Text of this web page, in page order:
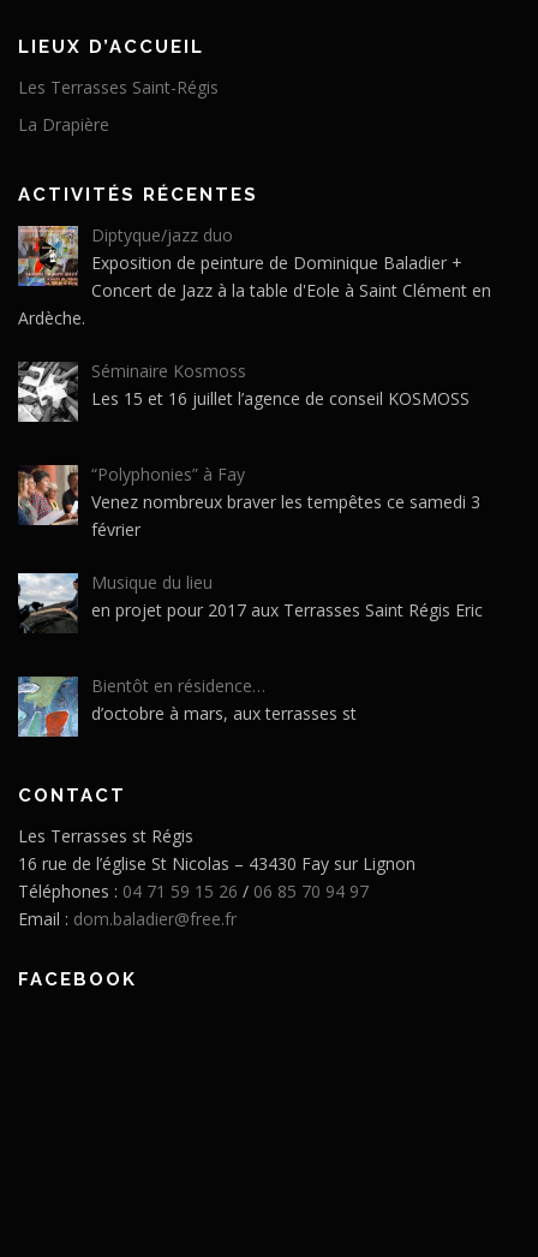
LIEUX D’ACCUEIL
Les Terrasses Saint-Régis
La Drapière
ACTIVITÉS RÉCENTES
Diptyque/jazz duo
Exposition de peinture de Dominique Baladier +
Concert de Jazz à la table d'Eole à Saint Clément en
Ardèche.
Séminaire Kosmoss
Les 15 et 16 juillet l’agence de conseil KOSMOSS
“Polyphonies” à Fay
Venez nombreux braver les tempêtes ce samedi 3
février
Musique du lieu
en projet pour 2017 aux Terrasses Saint Régis Eric
Bientôt en résidence…
d’octobre à mars, aux terrasses st
CONTACT
Les Terrasses st Régis
16 rue de l’église St Nicolas – 43430 Fay sur Lignon
Téléphones : 04 71 59 15 26 / 06 85 70 94 97
Email : dom.baladier@free.fr
FACEBOOK